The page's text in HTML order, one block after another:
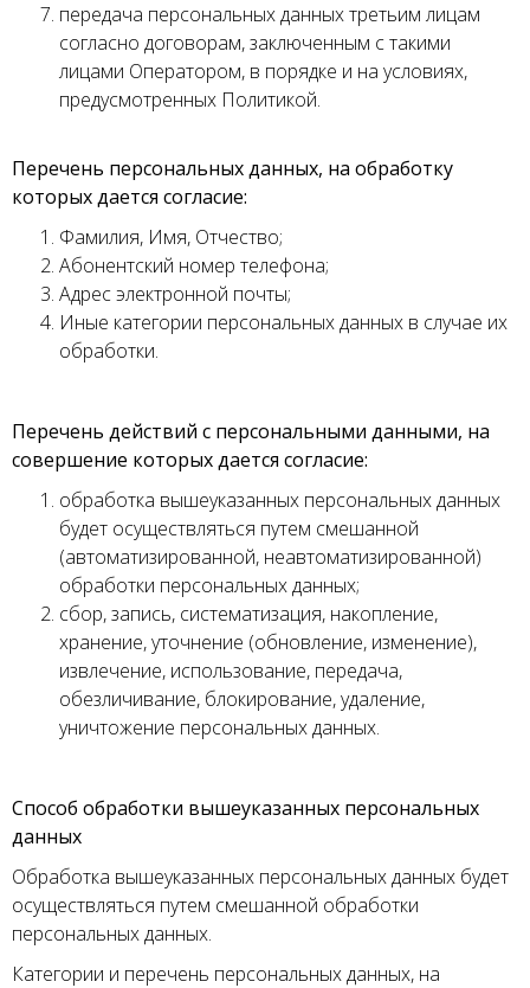
передача персональных данных третьим лицам
согласно договорам, заключенным с такими
лицами Оператором, в порядке и на условиях,
предусмотренных Политикой.
Перечень персональных данных, на обработку
которых дается согласие:
Фамилия, Имя, Отчество;
Абонентский номер телефона;
Адрес электронной почты;
Иные категории персональных данных в случае их
обработки.
Перечень действий с персональными данными, на
совершение которых дается согласие:
обработка вышеуказанных персональных данных
будет осуществляться путем смешанной
(автоматизированной, неавтоматизированной)
обработки персональных данных;
сбор, запись, систематизация, накопление,
хранение, уточнение (обновление, изменение),
извлечение, использование, передача,
обезличивание, блокирование, удаление,
уничтожение персональных данных.
Способ обработки вышеуказанных персональных
данных
Обработка вышеуказанных персональных данных будет
осуществляться путем смешанной обработки
персональных данных.
Категории и перечень персональных данных, на